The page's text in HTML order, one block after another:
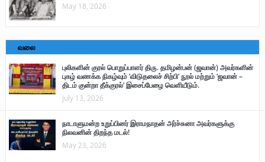
May 18, 2026
வலை
புலிகளின் குரல் பொறுப்பாளர் திரு. தமிழன்பன் (ஜவான்) அவர்களின்
புகழ் வணக்க நிகழ்வும் ‘விடுதலைச் சிற்பி’ நூல் மற்றும் ‘ஜவான் –
திடம் குன்றா தீக்குரல்’ இசைப்பேழை வெளியீடும்.
July 13, 2026
நாடாளுமன்ற உறுப்பினர் இராமநாதன் அர்ச்சுனா அவர்களுக்கு
நிலவனின் திறந்த மடல்!
May 23, 2026